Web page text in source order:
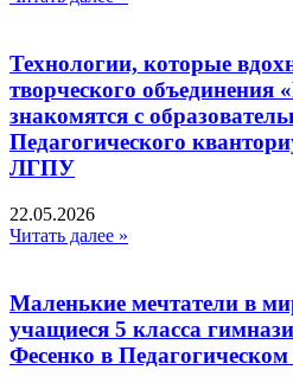
Технологии, которые
творческого объединения
знакомятся с
Педагогического
ЛГПУ
22.05.2026
Читать далее »
Маленькие мечтатели в
учащиеся 5 класса
Фесенко в